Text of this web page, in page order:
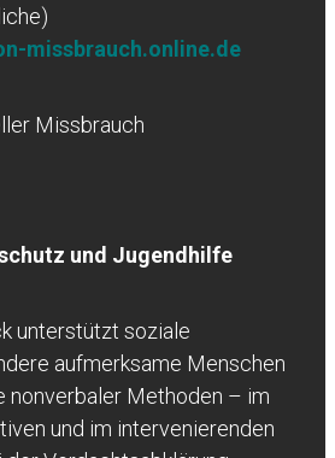
missbrauch.online.de
Missbrauch
und Jugendhilfe
unterstützt soziale
aufmerksame Menschen
nonverbaler Methoden – im
und im intervenierenden